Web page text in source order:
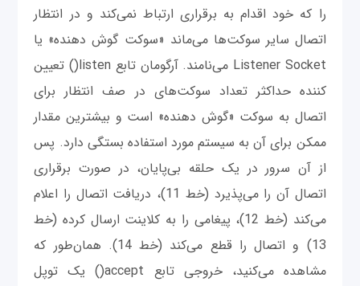
را که خود اقدام به برقراری ارتباط نمی‌کند و در انتظار
اتصال سایر سوکت‌ها می‌ماند «سوکت گوش دهنده» یا
Listener Socket می‌نامند. آرگومان تابع listen() تعیین
کننده حداکثر تعداد سوکت‌های در صف انتظار برای
اتصال به سوکت «گوش دهنده» است و بیشترین مقدار
ممکن برای آن به سیستم مورد استفاده بستگی دارد. پس
از آن سرور در یک حلقه بی‌پایان، در صورت برقراری
اتصال آن را می‌پذیرد (خط 11)، دریافت اتصال را اعلام
می‌کند (خط 12)، پیغامی را به کلاینت ارسال کرده (خط
13) و اتصال را قطع می‌کند (خط 14). همان‌طور که
مشاهده می‌کنید، خروجی تابع accept() یک توپل